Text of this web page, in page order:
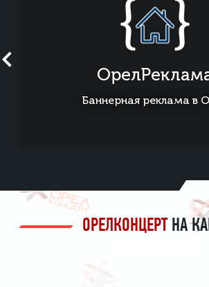
Баннерная реклама в
ОРЕЛКОНЦЕРТ НА